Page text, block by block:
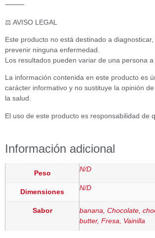
⸻
⚖️ AVISO LEGAL
Este producto no está destinado a
prevenir ninguna enfermedad.
Los resultados pueden variar de una persona a
La información contenida en este producto es
carácter informativo y no sustituye la opinión
la salud.
El uso de este producto es responsabilidad de
Información adicional
Peso N/D
Dimensiones N/D
Sabor
banana, Chocolate,
butter, Fresa, Vainilla